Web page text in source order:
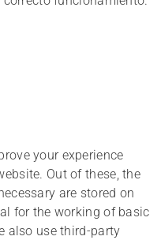
your experience
Out of these, the
are stored on
for the working of basic
also use third-party